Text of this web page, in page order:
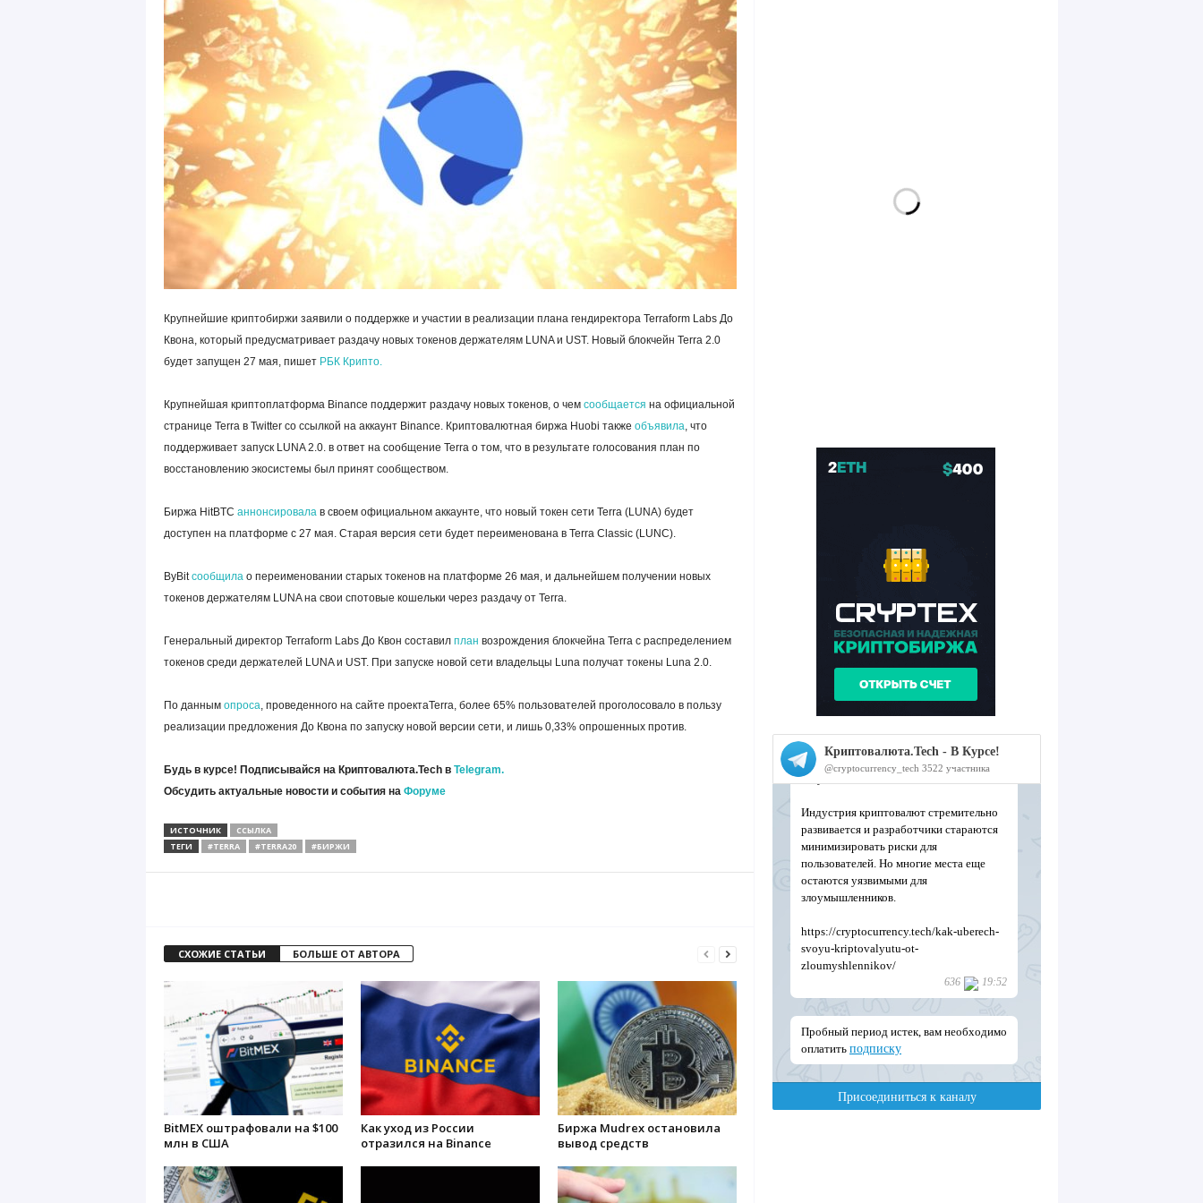
Крупнейшие криптобиржи заявили о поддержке и участии в реализации плана гендиректора Terraform Labs До
Квона, который предусматривает раздачу новых токенов держателям LUNA и UST. Новый блокчейн Terra 2.0
будет запущен 27 мая, пишет РБК Крипто.
Крупнейшая криптоплатформа Binance поддержит раздачу новых токенов, о чем сообщается на официальной
странице Terra в Twitter со ссылкой на аккаунт Binance. Криптовалютная биржа Huobi также объявила, что
поддерживает запуск LUNA 2.0. в ответ на сообщение Terra о том, что в результате голосования план по
восстановлению экосистемы был принят сообществом.
Биржа HitBTC аннонсировалав своем официальном аккаунте, что новый токен сети Terra (LUNA) будет
доступен на платформе с 27 мая. Старая версия сети будет переименована в Terra Classic (LUNC).
ByBitсообщилао переименовании старых токенов на платформе 26 мая, и дальнейшем получении новых
токенов держателям LUNA на свои спотовые кошельки через раздачу от Terra.
Генеральный директор Terraform Labs До Квон составил план возрождения блокчейна Terra с распределением
токенов среди держателей LUNA и UST. При запуске новой сети владельцы Luna получат токены Luna 2.0.
По данным опроса, проведенного на сайте проектаTerra, более 65% пользователей проголосовало в пользу
реализации предложения До Квона по запуску новой версии сети, и лишь 0,33% опрошенных против.
Будь в курсе! Подписывайся на Криптовалюта.Tech в Telegram.
Обсудить актуальные новости и события на Форуме
ИСТОЧНИК
ССЫЛКА
ТЕГИ
#TERRA #TERRA20 #БИРЖИ
СХОЖИЕ СТАТЬИ БОЛЬШЕ ОТ АВТОРА
BitMEX оштрафовали на $100
млн в США
Как уход из России
отразился на Binance
Биржа Mudrex остановила
вывод средств